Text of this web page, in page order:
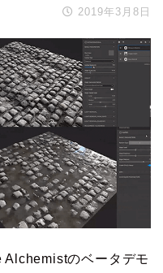
2019年3月8日
のベータデモ